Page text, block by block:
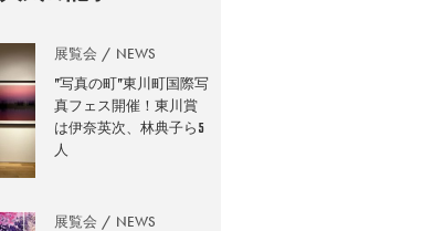
展覧会 NEWS
”写真の町”東川町国際写
真フェス開催！東川賞
は伊奈英次、林典子ら5
人
展覧会 NEWS